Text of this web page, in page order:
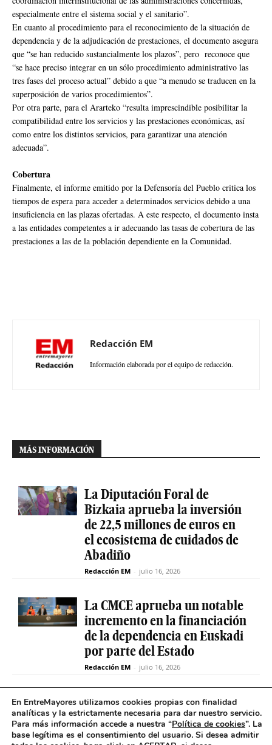
especialmente entre el sistema social y el sanitario”.
En cuanto al procedimiento para el reconocimiento de la situación de
dependencia y de la adjudicación de prestaciones, el documento asegura
que “se han reducido sustancialmente los plazos”, pero reconoce que
“se hace preciso integrar en un sólo procedimiento administrativo las
tres fases del proceso actual” debido a que “a menudo se traducen en la
superposición de varios procedimientos”.
Por otra parte, para el Ararteko “resulta imprescindible posibilitar la
compatibilidad entre los servicios y las prestaciones económicas, así
como entre los distintos servicios, para garantizar una atención
adecuada”.
Cobertura
Finalmente, el informe emitido por la Defensoría del Pueblo critica los
tiempos de espera para acceder a determinados servicios debido a una
insuficiencia en las plazas ofertadas. A este respecto, el documento insta
a las entidades competentes a ir adecuando las tasas de cobertura de las
prestaciones a las de la población dependiente en la Comunidad.
Redacción EM
Información elaborada por el equipo de redacción.
MÁS INFORMACIÓN
La Diputación Foral de
Bizkaia aprueba la inversión
de 22,5 millones de euros en
el ecosistema de cuidados de
Abadiño
Redacción EM - julio 16, 2026
La CMCE aprueba un notable
incremento en la financiación
de la dependencia en Euskadi
por parte del Estado
Redacción EM - julio 16, 2026
El servicio de teleasistencia
betiON prueba un nuevo
sistema de mensajes de voz
En EntreMayores utilizamos cookies propias con finalidad
analíticas y la estrictamente necesaria para dar nuestro servicio.
Para más información accede a nuestra “Política de cookies”. La
base legítima es el consentimiento del usuario. Si desea admitir